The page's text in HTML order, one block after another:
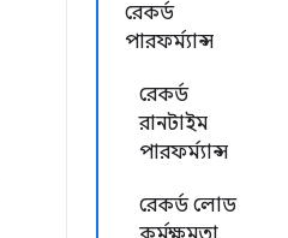
রেকর্ড
পারফর্ম্যান্স
রেকর্ড
রানটাইম
পারফর্ম্যান্স
রেকর্ড লোড